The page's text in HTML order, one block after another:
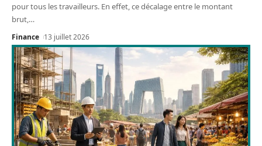
pour tous les travailleurs. En effet, ce décalage entre le montant
brut, …
Finance 13 juillet 2026